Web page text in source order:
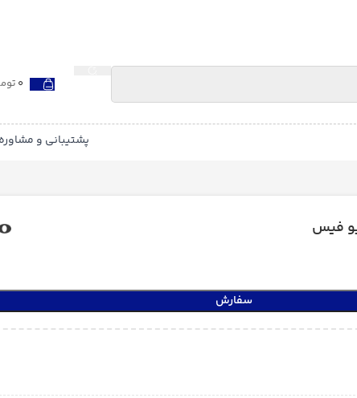
0
پشتیبانی و مشاوره 665 222 33 028
سفارش